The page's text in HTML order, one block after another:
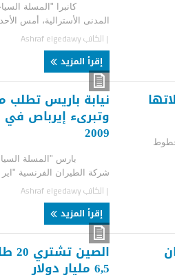
كانبرا "المسلة السياحية" .....
المدنى الأسترالية، أمس الأحد، ع ...
Ashraf elgedawy
نيابة باريس تطلب محاكمة
وتبرىء إيرباص في قضية
2009
بارس "المسلة السياحية" ..... طلبت
شركة الطيران الفرنسية "اير فرانس" أ ...
Ashraf elgedawy